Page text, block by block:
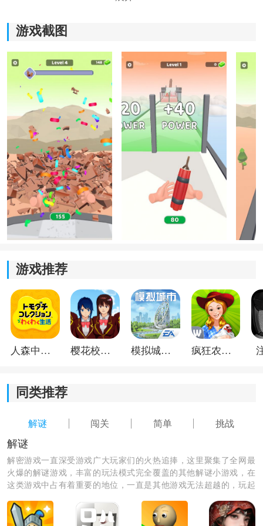
《爆炸装药》游戏优势：
1.可以根据这款游戏当中的目标和环境，能够去选择各种
不同类型的道具。
引爆的时间和位置。
3.而且还可以在这里能够创造出更加真实的破坏的效果。
游戏截图
游戏推荐
人森中文版 樱花校园模拟器1.048.00中文版 模拟城市我是巿长联机版 疯狂农场3美国派19
同类推荐
解谜 闯关 简单 挑战
解谜
解密游戏一直深受游戏广大玩家们的火热追捧，这里聚集了全网最
火爆的解谜游戏，丰富的玩法模式完全覆盖的其他解谜小游戏，在
这类游戏中占有着重要的地位，一直是其他游戏无法超越的，玩起